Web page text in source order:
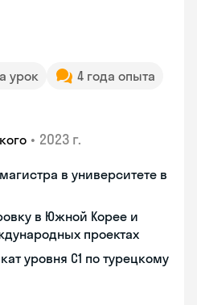
урок
4 года опыта
• 2023 г.
в университете в
в Южной Корее и
проектах
уровня C1 по турецкому